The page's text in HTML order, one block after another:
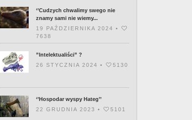
‘’Cudzych chwalimy swego nie
znamy sami nie wiemy...
19 PAŹDZIERNIKA 2024 •
7638
”Intelektualiści” ?
26 STYCZNIA 2024 •
5130
‘’Hospodar wyspy Hateg’’
22 GRUDNIA 2023 •
5101